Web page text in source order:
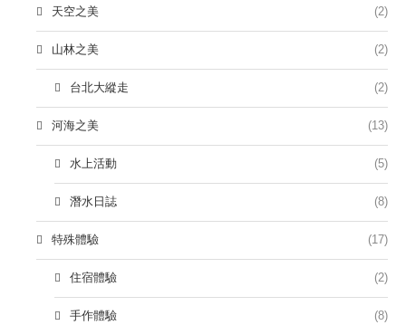
天空之美 (2)
山林之美 (2)
台北大縱走 (2)
河海之美 (13)
水上活動 (5)
潛水日誌 (8)
特殊體驗 (17)
住宿體驗 (2)
手作體驗 (8)